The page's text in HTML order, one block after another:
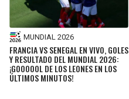
MUNDIAL 2026
FRANCIA VS SENEGAL EN VIVO, GOLES
Y RESULTADO DEL MUNDIAL 2026:
¡GOOOOOL DE LOS LEONES EN LOS
ÚLTIMOS MINUTOS!